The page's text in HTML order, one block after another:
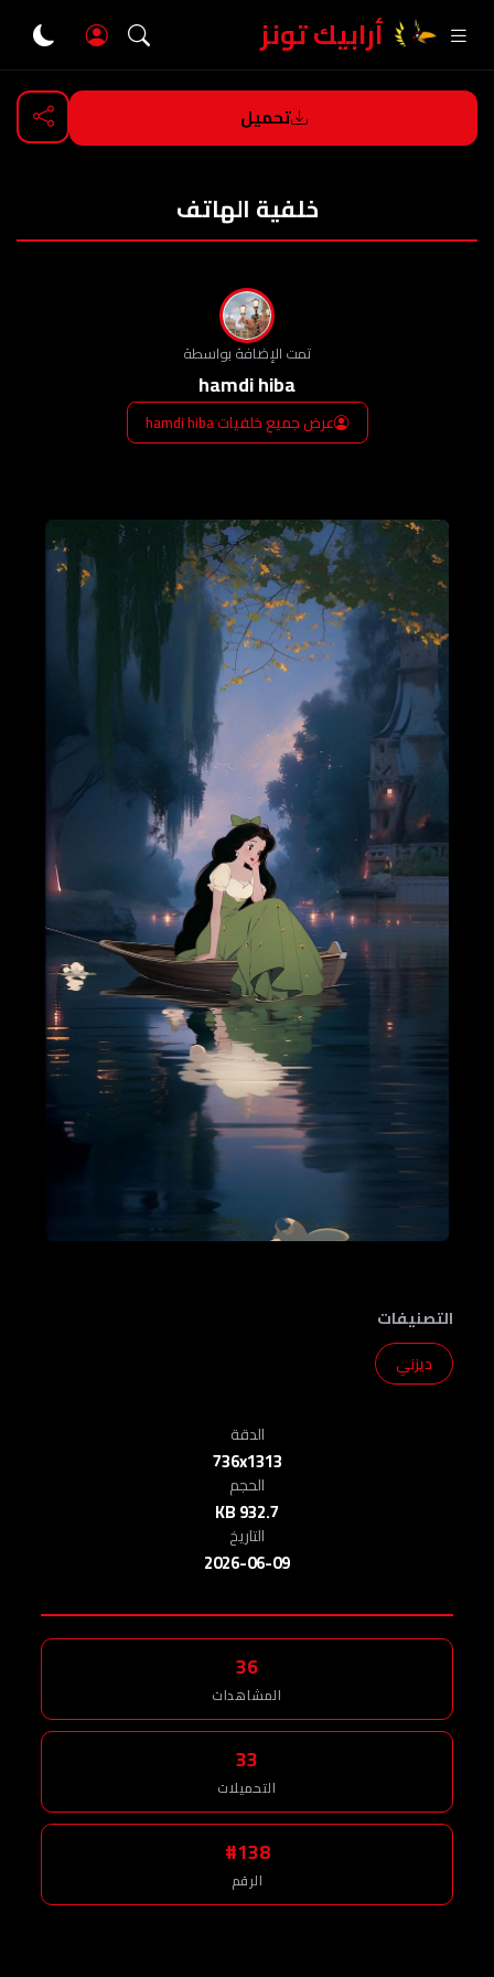
أرابيك تونز
تحميل
خلفية الهاتف
تمت الإضافة بواسطة
hamdi hiba
عرض جميع خلفيات hamdi hiba
التصنيفات
ديزني
الدقة
736x1313
الحجم
932.7 KB
التاريخ
2026-06-09
36
المشاهدات
33
التحميلات
#138
الرقم